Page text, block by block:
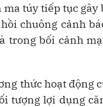
túy tiếp tục
chuông cảnh
trong bối cảnh
thức hoạt động
tượng lợi dụng